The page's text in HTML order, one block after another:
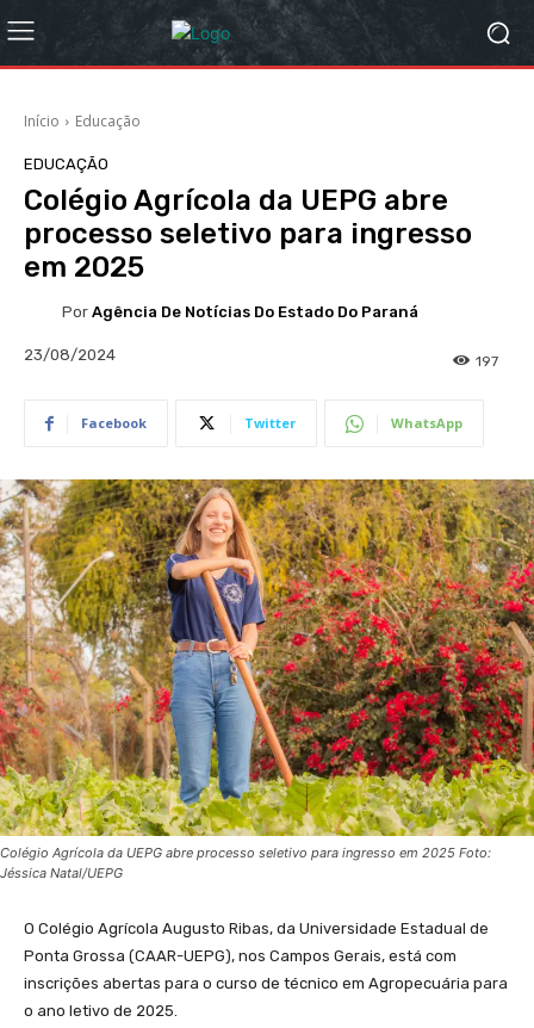
Início Educação
EDUCAÇÃO
Colégio Agrícola da UEPG abre
processo seletivo para ingresso
em 2025
Por Agência De Notícias Do Estado Do Paraná
23/08/2024 197
Facebook Twitter WhatsApp
Colégio Agrícola da UEPG abre processo seletivo para ingresso em 2025 Foto:
Jéssica Natal/UEPG
O Colégio Agrícola Augusto Ribas, da Universidade Estadual de
Ponta Grossa (CAAR-UEPG), nos Campos Gerais, está com
inscrições abertas para o curso de técnico em Agropecuária para
o ano letivo de 2025.